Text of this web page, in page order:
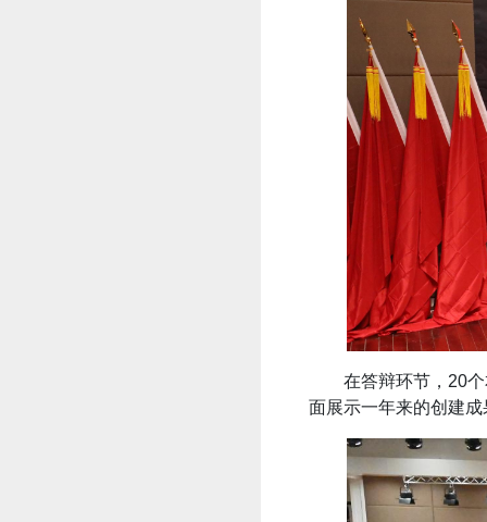
在答辩环节，20
面展示一年来的创建